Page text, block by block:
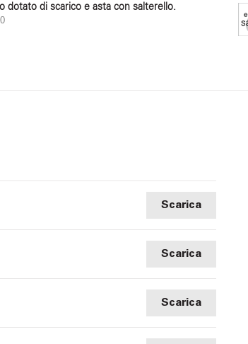
dotato di scarico e asta con salterello.
Scarica
Scarica
Scarica